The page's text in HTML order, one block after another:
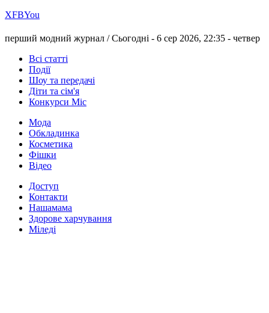
ХFBYou
перший модний журнал /Сьогодні - 6 сер 2026, 22:35 - четвер
Всі статті
Події
Шоу та передачі
Діти та сім'я
Конкурси Міс
Мода
Обкладинка
Косметика
Фішки
Відео
Доступ
Контакти
Нашамама
Здорове харчування
Міледі